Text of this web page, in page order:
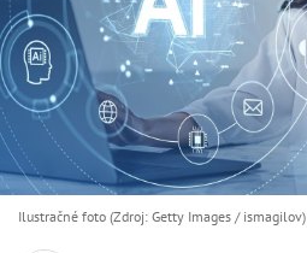
Ilustračné foto (Zdroj: Getty Images / ismagilov)